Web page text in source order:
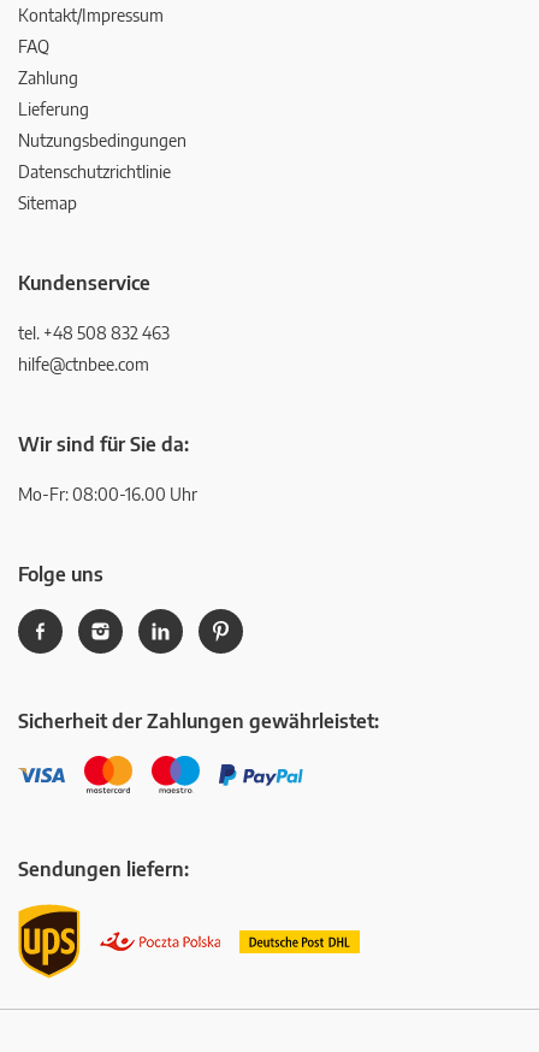
Kontakt/Impressum
FAQ
Zahlung
Lieferung
Nutzungsbedingungen
Datenschutzrichtlinie
Sitemap
Kundenservice
tel. +48 508 832 463
hilfe@ctnbee.com
Wir sind für Sie da:
Mo-Fr: 08:00-16.00 Uhr
Folge uns
Sicherheit der Zahlungen gewährleistet:
Sendungen liefern: